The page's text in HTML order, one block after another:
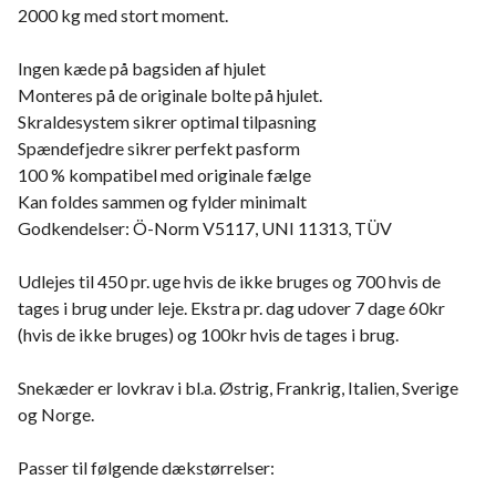
2000 kg med stort moment.
Ingen kæde på bagsiden af hjulet
Monteres på de originale bolte på hjulet.
Skraldesystem sikrer optimal tilpasning
Spændefjedre sikrer perfekt pasform
100 % kompatibel med originale fælge
Kan foldes sammen og fylder minimalt
Godkendelser: Ö-Norm V5117, UNI 11313, TÜV
Udlejes til 450 pr. uge hvis de ikke bruges og 700 hvis de
tages i brug under leje. Ekstra pr. dag udover 7 dage 60kr
(hvis de ikke bruges) og 100kr hvis de tages i brug.
Snekæder er lovkrav i bl.a. Østrig, Frankrig, Italien, Sverige
og Norge.
Passer til følgende dækstørrelser: